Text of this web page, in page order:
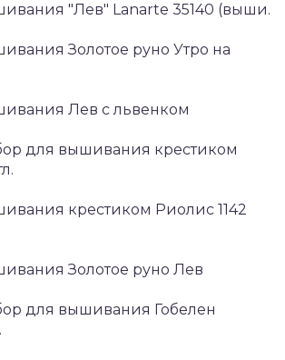
"Лев" Lanarte 35140 (выши.
Золотое руно Утро на
Лев с львенком
для вышивания крестиком
крестиком Риолис 1142
Золотое руно Лев
для вышивания Гобелен